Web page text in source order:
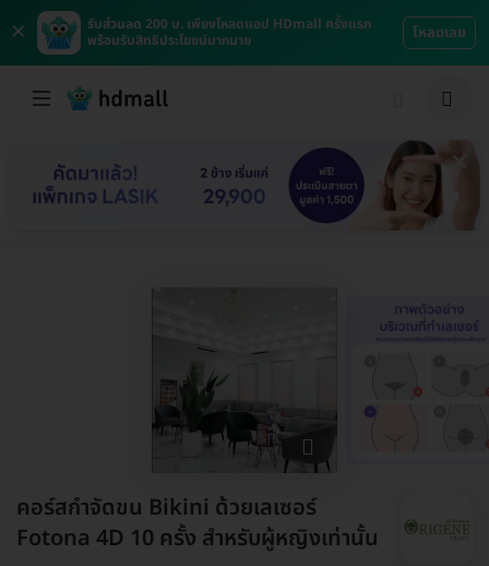
×
รับส่วนลด 200 บ. เพียงโหลดแอป HDmall ครั้งแรก
พร้อมรับสิทธิประโยชน์มากมาย
โหลดเลย
คอร์สกำจัดขน Bikini ด้วยเลเซอร์
Fotona 4D 10 ครั้ง สำหรับผู้หญิงเท่านั้น